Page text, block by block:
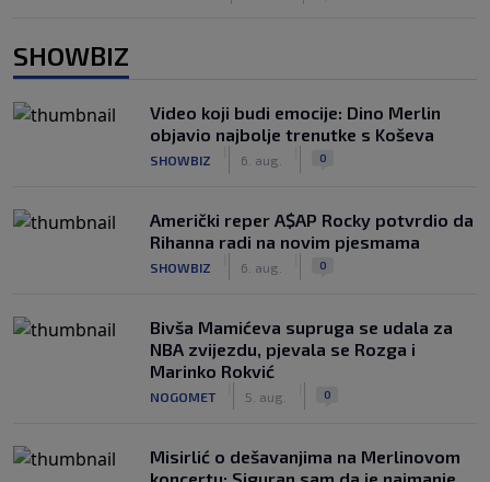
SHOWBIZ
Video koji budi emocije: Dino Merlin
objavio najbolje trenutke s Koševa
SHOWBIZ 6. aug. 0
Američki reper A$AP Rocky potvrdio da
Rihanna radi na novim pjesmama
SHOWBIZ 6. aug. 0
Bivša Mamićeva supruga se udala za
NBA zvijezdu, pjevala se Rozga i
Marinko Rokvić
NOGOMET 5. aug. 0
Misirlić o dešavanjima na Merlinovom